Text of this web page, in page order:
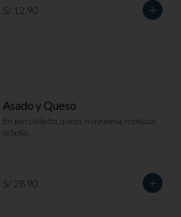
S/ 12.90
Asado y Queso
En pan ciabatta, queso, mayonesa, mostaza,
cebolla.
S/ 28.90